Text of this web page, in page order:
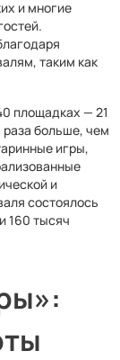
и многие
таким как
площадках — 21
раза больше, чем
игры,
и
состоялось
160 тысяч